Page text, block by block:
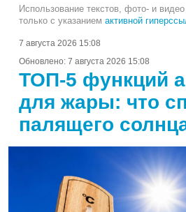
Использование текстов, фото- и
только с указанием активной
7 августа 2026 15:08
Обновлено: 7 августа 2026 15:08
ТОП-5 функций
для жары: что
палящего